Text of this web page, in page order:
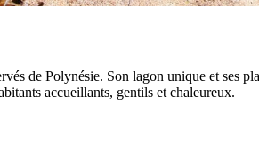
de Polynésie. Son lagon unique et ses
accueillants, gentils et chaleureux.